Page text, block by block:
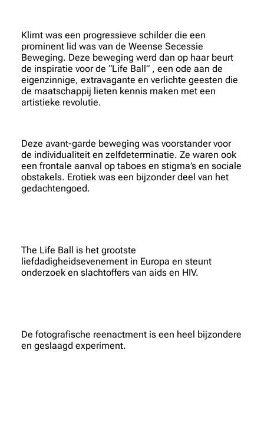
Klimt was een progressieve schilder die een
prominent lid was van de Weense Secessie
Beweging. Deze beweging werd dan op haar beurt
de inspiratie voor de “Life Ball” , een ode aan de
eigenzinnige, extravagante en verlichte geesten die
de maatschappij lieten kennis maken met een
artistieke revolutie.
Deze avant-garde beweging was voorstander voor
de individualiteit en zelfdeterminatie. Ze waren ook
een frontale aanval op taboes en stigma’s en sociale
obstakels. Erotiek was een bijzonder deel van het
gedachtengoed.
The Life Ball is het grootste
liefdadigheidsevenement in Europa en steunt
onderzoek en slachtoffers van aids en HIV.
De fotografische reenactment is een heel bijzondere
en geslaagd experiment.